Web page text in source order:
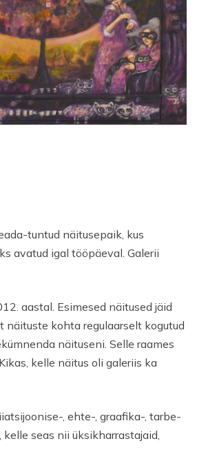
tuntud näitusepaik, kus
avatud igal tööpäeval. Galerii
aastal. Esimesed näitused jäid
kohta regulaarselt kogutud
näituseni. Selle raames
kelle näitus oli galeriis ka
, ehte-, graafika-, tarbe-
seas nii üksikharrastajaid,